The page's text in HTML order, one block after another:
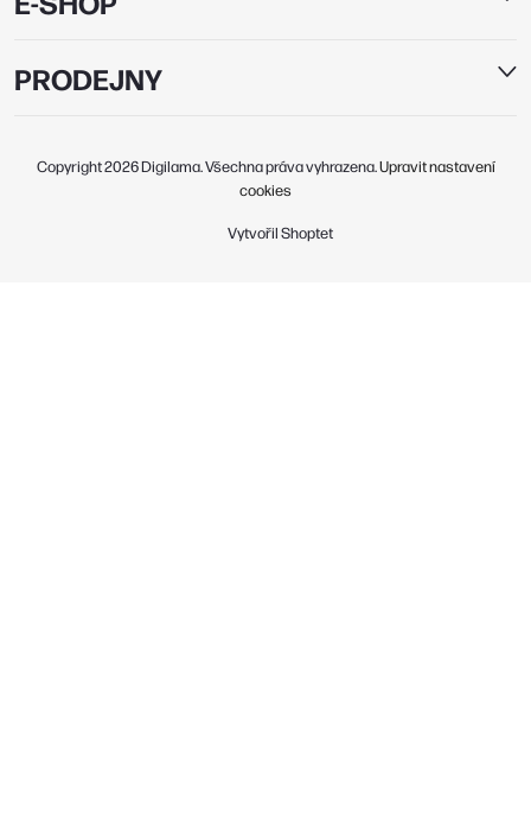
PRODEJNY
Vytvořil Shoptet
Copyright 2026Digilama. Všechna práva vyhrazena.Upravit nastavení
cookies